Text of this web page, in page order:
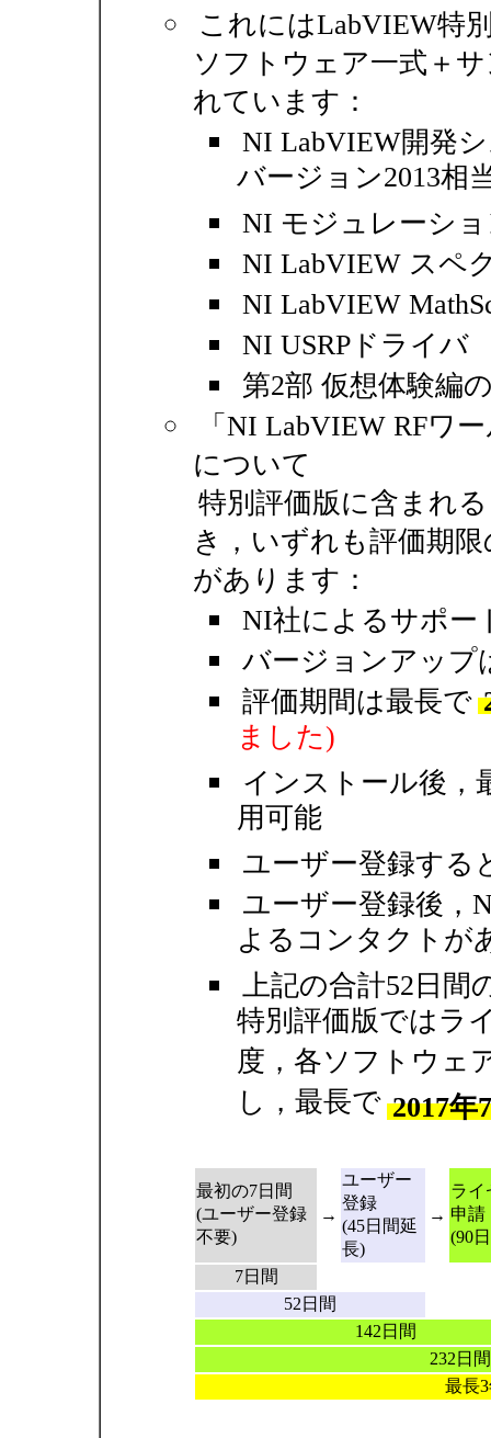
これにはLabVIEW特
ソフトウェア一式＋
れています：
NI LabVIEW開発
バージョン2013相
NI モジュレーシ
NI LabVIEW スペ
NI LabVIEW
NI USRPドライバ
第2部 仮想体験編
「NI LabVIEW RFワ
について
特別評価版に含まれ
き，いずれも評価期
があります：
NI社によるサポー
バージョンアップ
評価期間は最長で
ました)
インストール後，
用可能
ユーザー登録する
ユーザー登録後，
よるコンタクトが
上記の合計52日間
特別評価版ではラ
度，各ソフトウェ
し，最長で 2017年
最初の7日間
(ユーザー登録
不要)
→
ユーザー
登録
(45日間延
長)
→
ライ
申請
(90
7日間
52日間
142日間
232日間
最長